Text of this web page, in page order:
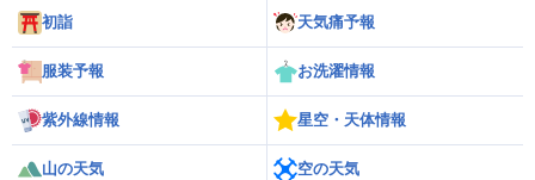
初詣 天気痛予報
服装予報 お洗濯情報
紫外線情報 星空・天体情報
山の天気 空の天気